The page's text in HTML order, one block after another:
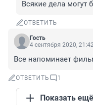
Всякие дела могут
ОТВЕТИТЬ
Гость
4 сентября 2020,
Все напоминает
ОТВЕТИТЬ 1
Показать